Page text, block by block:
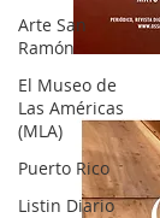
Arte San
Ramón
El Museo de
Las Américas
(MLA)
Puerto Rico
Listin Diario